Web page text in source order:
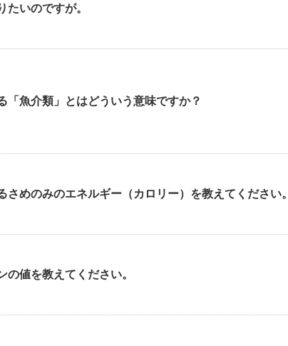
たいのですが。
「魚介類」とはどういう意味ですか？
さめのみのエネルギー（カロリー）を教えてください。
の値を教えてください。